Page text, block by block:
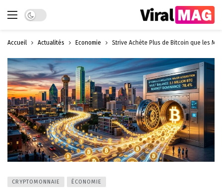
Dark mode
Accueil Actualités Économie Strive Achète Plus de Bitcoin que les
CRYPTOMONNAIE ÉCONOMIE